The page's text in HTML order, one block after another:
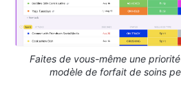
Faites de vous-même une
modèle de forfait de soins